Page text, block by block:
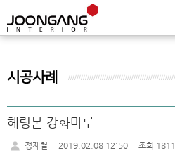
시공사례
헤링본 강화마루
정재철 2019.02.08 12:50 조회 1811